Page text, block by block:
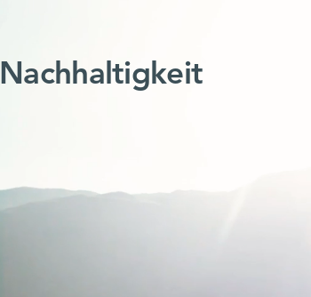
Nachhaltigkeit